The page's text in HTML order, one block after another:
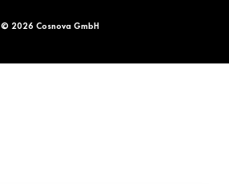
© 2026 Cosnova GmbH